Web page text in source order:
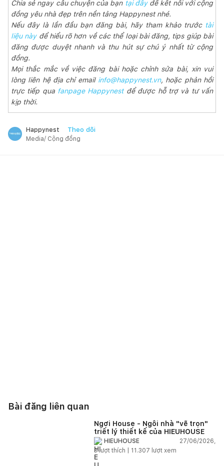
Chia sẻ ngay câu chuyện của bạn tại đâyđể kết nối với cộng
đồng yêu nhà đẹp trên nền tảng Happynest nhé.
Nếu đây là lần đầu bạn đăng bài, hãy tham khảo trướctài
liệu nàyđể hiểu rõ hơn về các thể loại bài đăng, tips giúp bài
đăng được duyệt nhanh và thu hút sự chú ý nhất từ cộng
đồng.
Mọi thắc mắc về việc đăng bài hoặc chỉnh sửa bài, xin vui
lòng liên hệ địa chỉ email info@happynest.vn, hoặc phản hồi
trực tiếp qua fanpage Happynestđể được hỗ trợ và tư vấn
kịp thời.
Happynest Theo dõi
Media/ Cộng đồng
Bài đăng liên quan
Ngơi House - Ngôi nhà "vẽ trọn"
triết lý thiết kế của HIEUHOUSE
HIEUHOUSE
27/06/2026,
3lượt thích | 11.307 lượt xem